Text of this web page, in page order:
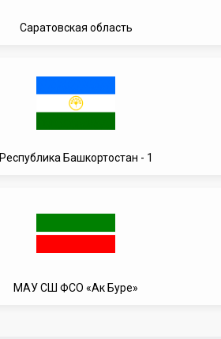
Саратовская область
Республика Башкортостан - 1
МАУ СШ ФСО «Ак Буре»